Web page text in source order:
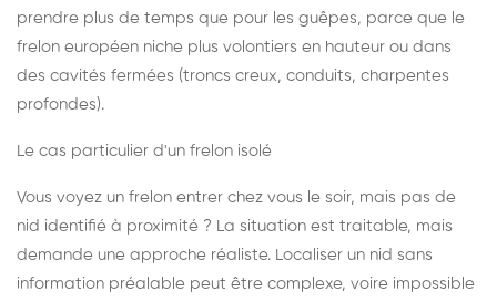
prendre plus de temps que pour les guêpes, parce que le
frelon européen niche plus volontiers en hauteur ou dans
des cavités fermées (troncs creux, conduits, charpentes
profondes).
Le cas particulier d'un frelon isolé
Vous voyez un frelon entrer chez vous le soir, mais pas de
nid identifié à proximité ? La situation est traitable, mais
demande une approche réaliste. Localiser un nid sans
information préalable peut être complexe, voire impossible